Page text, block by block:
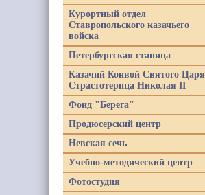
Курортный отдел
Ставропольского казачьего
войска
Петербургская станица
Казачий Конвой Святого Царя
Страстотерпца Николая II
Фонд "Берега"
Продюсерский центр
Невская сечь
Учебно-методический центр
Фотостудия